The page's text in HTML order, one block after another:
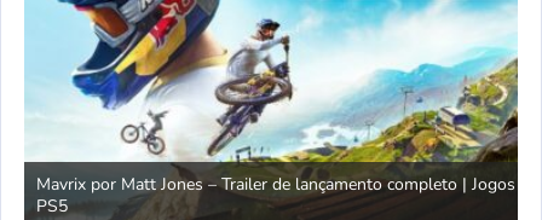
Mavrix por Matt Jones – Trailer de lançamento completo | Jogos
PS5